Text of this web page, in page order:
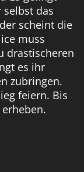
selbst das
scheint die
muss
drastischeren
es ihr
zubringen.
feiern. Bis